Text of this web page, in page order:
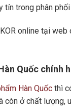
tín trong phân
online tại
Quốc chính
Hàn Quốc thì
còn ở chất